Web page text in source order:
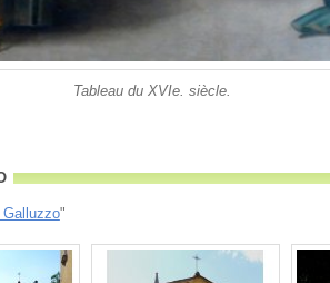
Tableau du XVIe. siècle.
Galluzzo"